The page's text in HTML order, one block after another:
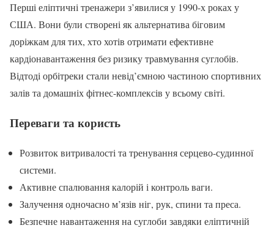
Перші еліптичні тренажери з’явилися у 1990-х роках у
США. Вони були створені як альтернатива біговим
доріжкам для тих, хто хотів отримати ефективне
кардіонавантаження без ризику травмування суглобів.
Відтоді орбітреки стали невід’ємною частиною спортивних
залів та домашніх фітнес-комплексів у всьому світі.
Переваги та користь
Розвиток витривалості та тренування серцево-судинної
системи.
Активне спалювання калорій і контроль ваги.
Залучення одночасно м’язів ніг, рук, спини та преса.
Безпечне навантаження на суглоби завдяки еліптичній